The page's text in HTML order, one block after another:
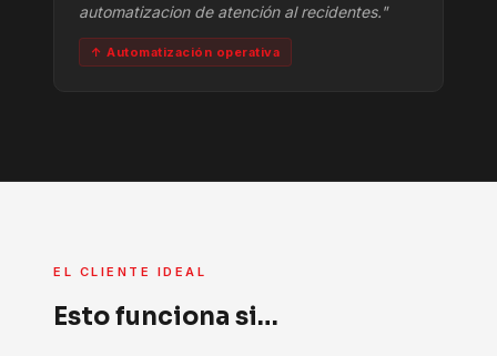
automatizacion de atención al recidentes."
↑ Automatización operativa
EL CLIENTE IDEAL
Esto funciona si…